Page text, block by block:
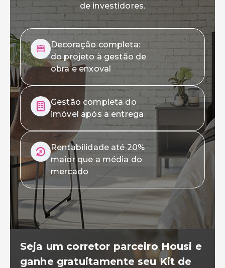
de investidores.
Decoração completa:
do projeto à gestão de
obra e enxoval
Gestão completa do
imóvel após a entrega
Rentabilidade até 20%
maior que a média do
mercado
Seja um corretor parceiro Housi e
ganhe gratuitamente seu Kit de